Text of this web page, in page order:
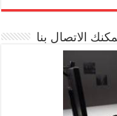
الاتصال بنا